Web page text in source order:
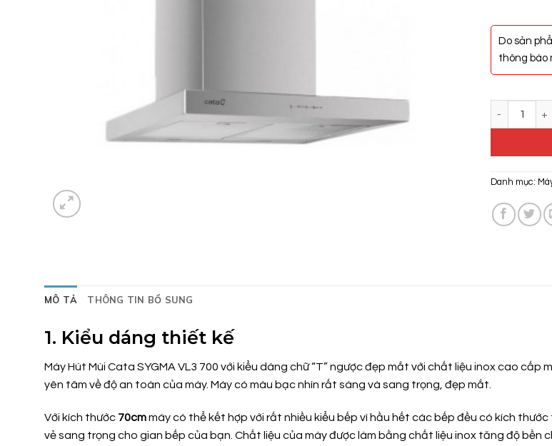
Do sản
thông báo
Danh mục:
MÔ TẢ THÔNG TIN BỔ SUNG
1. Kiểu dáng thiết kế
Máy Hút Mùi Cata SYGMA VL3 700 với kiểu dáng chữ “T” ngược đẹp mắt với chất liệu inox cao
yên tâm về độ an toàn của máy. Máy có màu bạc nhìn rất sáng và sang trọng, đẹp mắt.
Với kích thước 70cmmáy có thể kết hợp với rất nhiều kiểu bếp vì hầu hết các bếp đều có kích
vẻ sang trọng cho gian bếp của bạn. Chất liệu của máy được làm bằng chất liệu inox tăng độ bền